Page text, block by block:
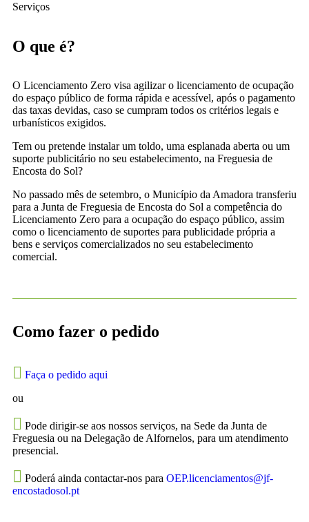
Serviços
O que é?
O Licenciamento Zero visa agilizar o licenciamento de ocupação
do espaço público de forma rápida e acessível, após o pagamento
das taxas devidas, caso se cumpram todos os critérios legais e
urbanísticos exigidos.
Tem ou pretende instalar um toldo, uma esplanada aberta ou um
suporte publicitário no seu estabelecimento, na Freguesia de
Encosta do Sol?
No passado mês de setembro, o Município da Amadora transferiu
para a Junta de Freguesia de Encosta do Sol a competência do
Licenciamento Zero para a ocupação do espaço público, assim
como o licenciamento de suportes para publicidade própria a
bens e serviços comercializados no seu estabelecimento
comercial.
Como fazer o pedido
Faça o pedido aqui
ou
Pode dirigir-se aos nossos serviços, na Sede da Junta de
Freguesia ou na Delegação de Alfornelos, para um atendimento
presencial.
Poderá ainda contactar-nos para OEP.licenciamentos@jf-
encostadosol.pt